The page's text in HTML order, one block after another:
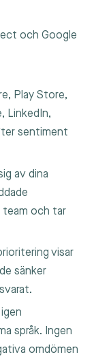
och Google
Play Store,
LinkedIn,
sentiment
av dina
team och tar
visar
sänker
språk. Ingen
omdömen